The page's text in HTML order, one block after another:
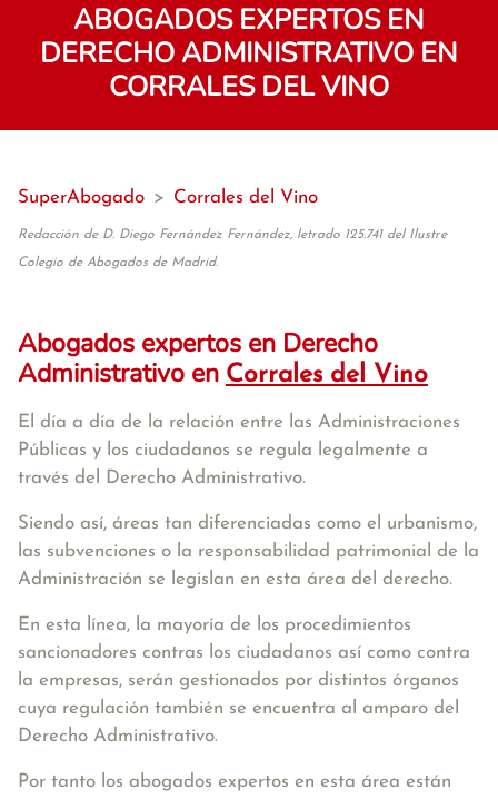
ABOGADOS EXPERTOS EN
DERECHO ADMINISTRATIVO EN
CORRALES DEL VINO
SuperAbogado > Corrales del Vino
Redacción de D. Diego Fernández Fernández, letrado 125.741 del Ilustre
Colegio de Abogados de Madrid.
Abogados expertos en Derecho
Administrativo en Corrales del Vino
El día a día de la relación entre las Administraciones
Públicas y los ciudadanos se regula legalmente a
través del Derecho Administrativo.
Siendo así, áreas tan diferenciadas como el urbanismo,
las subvenciones o la responsabilidad patrimonial de la
Administración se legislan en esta área del derecho.
En esta línea, la mayoría de los procedimientos
sancionadores contras los ciudadanos así como contra
la empresas, serán gestionados por distintos órganos
cuya regulación también se encuentra al amparo del
Derecho Administrativo.
Por tanto los abogados expertos en esta área están